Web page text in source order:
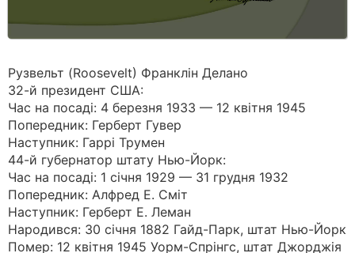
Рузвельт (Roosevelt) Франклін Делано
32-й президент США:
Час на посаді: 4 березня 1933 — 12 квітня 1945
Попередник: Герберт Гувер
Наступник: Гаррі Трумен
44-й губернатор штату Нью-Йорк:
Час на посаді: 1 січня 1929 — 31 грудня 1932
Попередник: Алфред Е. Сміт
Наступник: Герберт Е. Леман
Народився: 30 січня 1882 Гайд-Парк, штат Нью-Йорк
Помер: 12 квітня 1945 Уорм-Спрінгс, штат Джорджія